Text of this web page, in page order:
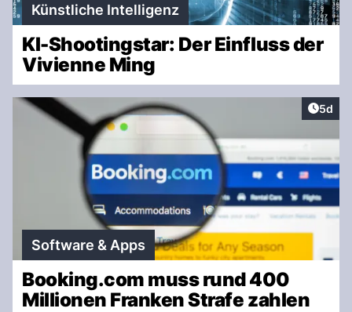
Künstliche Intelligenz
KI-Shootingstar: Der Einfluss der
Vivienne Ming
5d
Software & Apps
Booking.com muss rund 400
Millionen Franken Strafe zahlen